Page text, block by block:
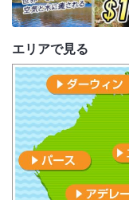
エリアで見る